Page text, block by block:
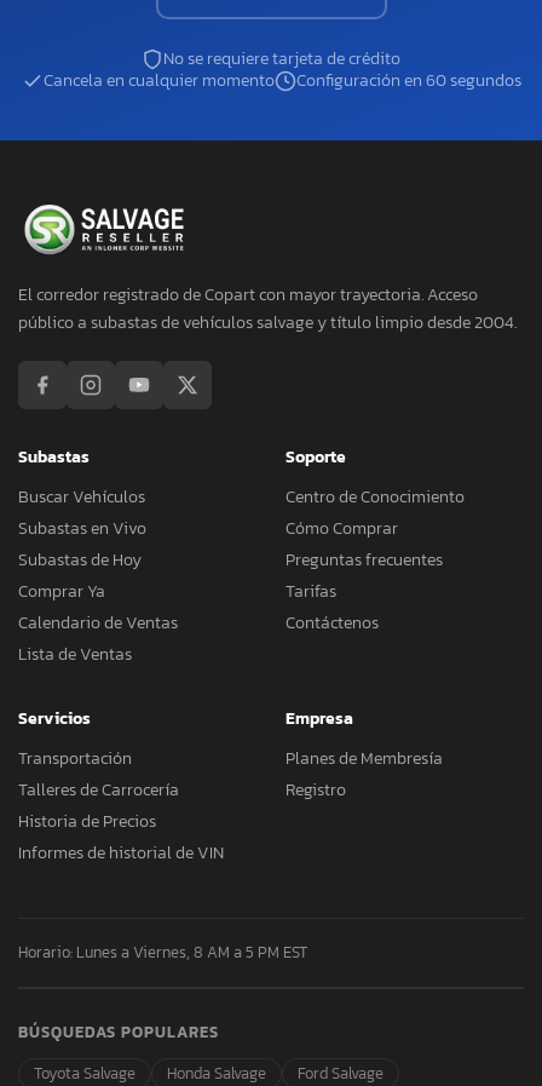
No se requiere tarjeta de crédito
Cancela en cualquier momento
Configuración en 60 segundos
El corredor registrado de Copart con mayor trayectoria. Acceso
público a subastas de vehículos salvage y título limpio desde 2004.
Subastas
Buscar Vehículos
Subastas en Vivo
Subastas de Hoy
Comprar Ya
Calendario de Ventas
Lista de Ventas
Soporte
Centro de Conocimiento
Cómo Comprar
Preguntas frecuentes
Tarifas
Contáctenos
Servicios
Transportación
Talleres de Carrocería
Historia de Precios
Informes de historial de VIN
Empresa
Planes de Membresía
Registro
Horario: Lunes a Viernes, 8 AM a 5 PM EST
BÚSQUEDAS POPULARES
Toyota Salvage
Honda Salvage Ford Salvage